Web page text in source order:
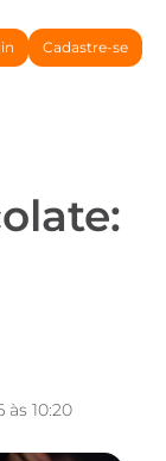
Cadastre-se
10:20